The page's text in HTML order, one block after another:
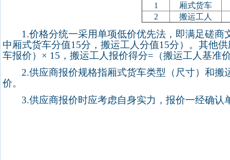
1
厢式货车
2
搬运工人
1.价格分统一采用单项低价优先法，即满足磋
中厢式货车分值15分，搬运工人分值15分）。其他
车报价） × 15 ，搬运工人报价得分= （搬运工人基准
2.供应商报价规格指厢式货车类型（尺寸）和
价。
3.供应商报价时应考虑自身实力，报价一经确